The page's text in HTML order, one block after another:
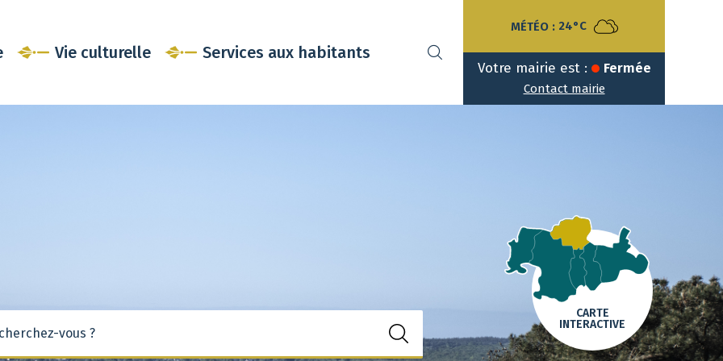
Vie culturelle Services aux habitants
MÉTÉO : 24°C
Votre mairie est : Fermée
Contact mairie
CARTE
INTERACTIVE